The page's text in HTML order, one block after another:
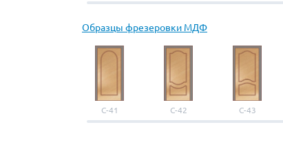
Образцы фрезеровки МДФ
С-41 С-42 С-43